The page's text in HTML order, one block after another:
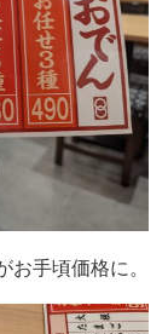
手頃価格に。